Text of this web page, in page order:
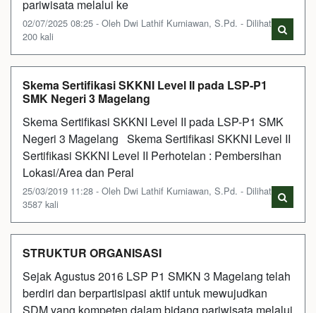
pariwisata melalui ke
02/07/2025 08:25 - Oleh Dwi Lathif Kurniawan, S.Pd. - Dilihat
200 kali
Skema Sertifikasi SKKNI Level II pada LSP-P1
SMK Negeri 3 Magelang
Skema Sertifikasi SKKNI Level II pada LSP-P1 SMK
Negeri 3 Magelang Skema Sertifikasi SKKNI Level II
Sertifikasi SKKNI Level II Perhotelan : Pembersihan
Lokasi/Area dan Peral
25/03/2019 11:28 - Oleh Dwi Lathif Kurniawan, S.Pd. - Dilihat
3587 kali
STRUKTUR ORGANISASI
Sejak Agustus 2016 LSP P1 SMKN 3 Magelang telah
berdiri dan berpartisipasi aktif untuk mewujudkan
SDM yang kompeten dalam bidang pariwisata melalui